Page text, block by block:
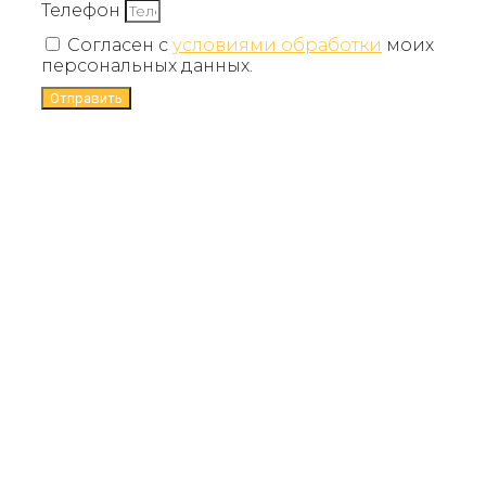
Телефон
Согласен с условиями обработки моих
персональных данных.
Отправить